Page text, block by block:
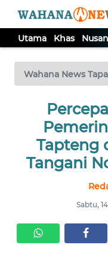
Utama Khas
Wahana News
Tapteng
Tangani
Sabtu,
TV
Tutup
KHAS
NUSANTARA
SERBI